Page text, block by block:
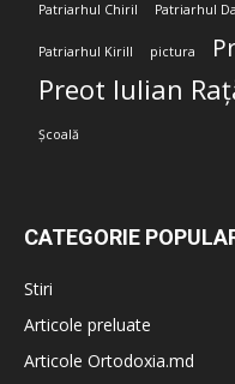
Patriarhul Chiril Patriarhul
Patriarhul Kirill pictura
Preot Iulian
Școală
CATEGORIE
Stiri
Articole preluate
Articole Ortodoxia.md